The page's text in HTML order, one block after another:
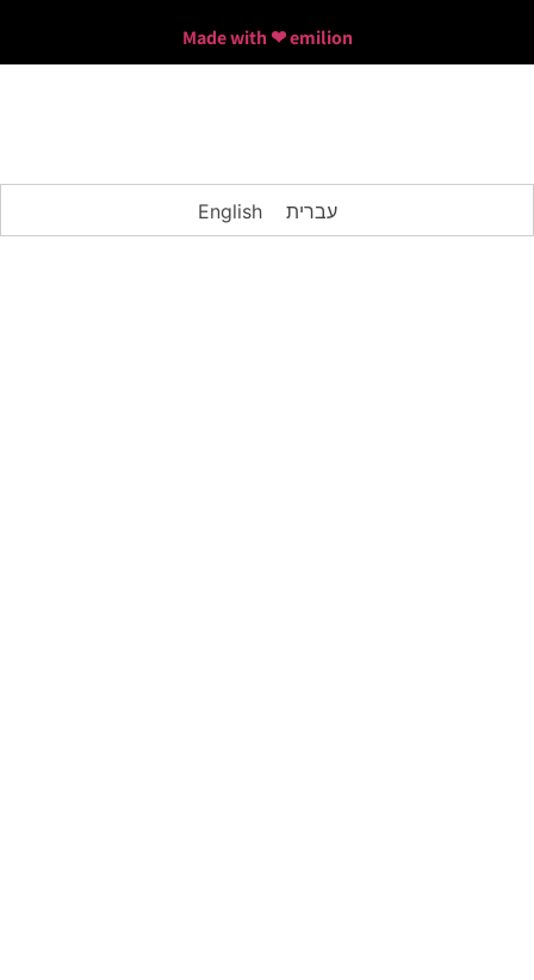
Made with ❤ emilion
English